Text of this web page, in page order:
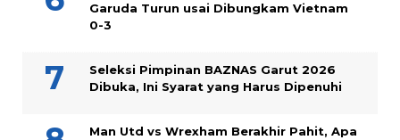
Garuda Turun usai Dibungkam Vietnam
0-3
Seleksi Pimpinan BAZNAS Garut 2026
Dibuka, Ini Syarat yang Harus Dipenuhi
Man Utd vs Wrexham Berakhir Pahit, Apa